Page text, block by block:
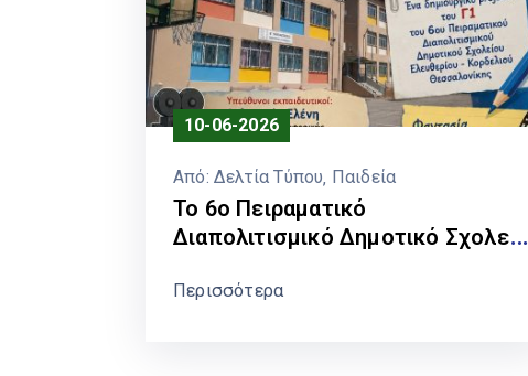
10-06-2026
Από: Δελτία Τύπου‚ Παιδεία
Το 6ο Πειραματικό
Διαπολιτισμικό Δημοτικό Σχολείο
ακόμη δύο βραβεία.
Περισσότερα